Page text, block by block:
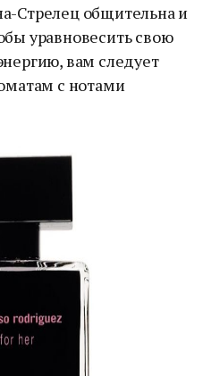
Стрелец общительна и
уравновесить свою
вам следует
с нотами